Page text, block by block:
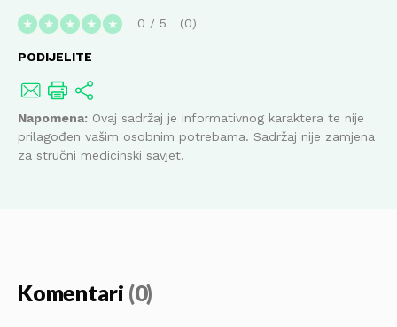
★ ★ ★ ★ ★ 0 / 5 0
PODIJELITE
Napomena: Ovaj sadržaj je informativnog karaktera te nije
prilagođen vašim osobnim potrebama. Sadržaj nije zamjena
za stručni medicinski savjet.
Komentari (0)